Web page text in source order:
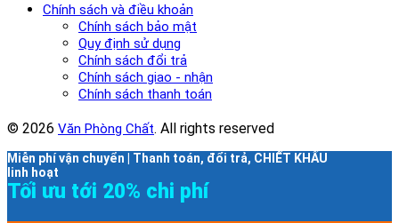
Chính sách và điều khoản
Chính sách bảo mật
Quy định sử dụng
Chính sách đổi trả
Chính sách giao - nhận
Chính sách thanh toán
© 2026 Văn Phòng Chất. All rights reserved
Miễn phí vận chuyển | Thanh toán, đổi trả, CHIẾT KHẤU
linh hoạt
Tối ưu tới 20% chi phí